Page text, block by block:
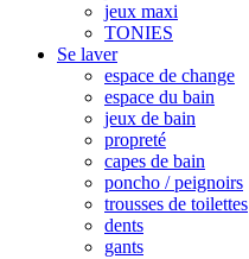
jeux maxi
TONIES
Se laver
espace de change
espace du bain
jeux de bain
propreté
capes de bain
poncho / peignoirs
trousses de toilettes
dents
gants